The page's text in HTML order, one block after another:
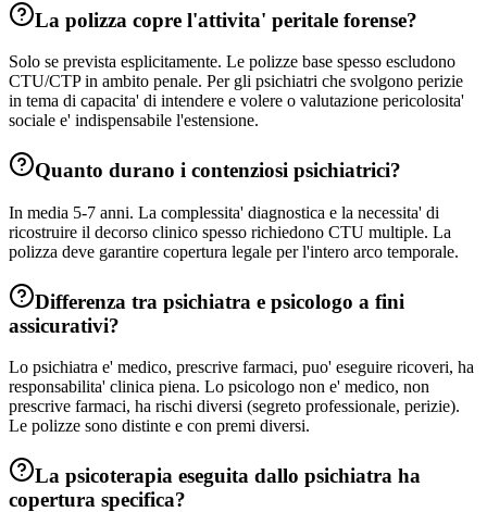
La polizza copre l'attivita' peritale forense?
Solo se prevista esplicitamente. Le polizze base spesso escludono
CTU/CTP in ambito penale. Per gli psichiatri che svolgono perizie
in tema di capacita' di intendere e volere o valutazione pericolosita'
sociale e' indispensabile l'estensione.
Quanto durano i contenziosi psichiatrici?
In media 5-7 anni. La complessita' diagnostica e la necessita' di
ricostruire il decorso clinico spesso richiedono CTU multiple. La
polizza deve garantire copertura legale per l'intero arco temporale.
Differenza tra psichiatra e psicologo a fini
assicurativi?
Lo psichiatra e' medico, prescrive farmaci, puo' eseguire ricoveri, ha
responsabilita' clinica piena. Lo psicologo non e' medico, non
prescrive farmaci, ha rischi diversi (segreto professionale, perizie).
Le polizze sono distinte e con premi diversi.
La psicoterapia eseguita dallo psichiatra ha
copertura specifica?